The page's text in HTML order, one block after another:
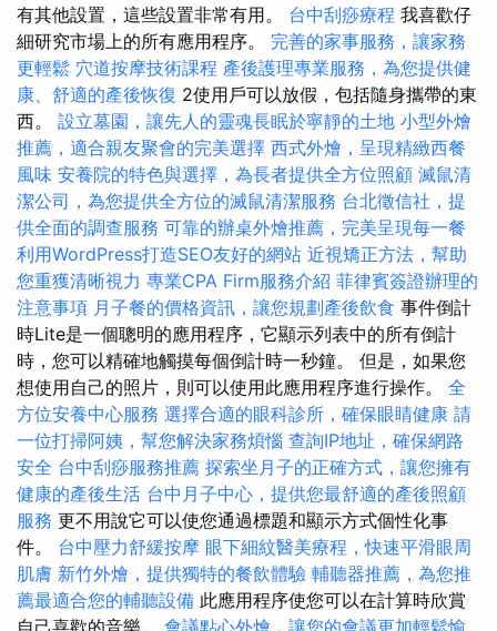
有其他設置，這些設置非常有用。 台中刮痧療程 我喜歡仔
細研究市場上的所有應用程序。 完善的家事服務，讓家務
更輕鬆 穴道按摩技術課程 產後護理專業服務，為您提供健
康、舒適的產後恢復 2使用戶可以放假，包括隨身攜帶的東
西。 設立墓園，讓先人的靈魂長眠於寧靜的土地 小型外燴
推薦，適合親友聚會的完美選擇 西式外燴，呈現精緻西餐
風味 安養院的特色與選擇，為長者提供全方位照顧 滅鼠清
潔公司，為您提供全方位的滅鼠清潔服務 台北徵信社，提
供全面的調查服務 可靠的辦桌外燴推薦，完美呈現每一餐
利用WordPress打造SEO友好的網站 近視矯正方法，幫助
您重獲清晰視力 專業CPA Firm服務介紹 菲律賓簽證辦理的
注意事項 月子餐的價格資訊，讓您規劃產後飲食 事件倒計
時Lite是一個聰明的應用程序，它顯示列表中的所有倒計
時，您可以精確地觸摸每個倒計時一秒鐘。 但是，如果您
想使用自己的照片，則可以使用此應用程序進行操作。 全
方位安養中心服務 選擇合適的眼科診所，確保眼睛健康 請
一位打掃阿姨，幫您解決家務煩惱 查詢IP地址，確保網路
安全 台中刮痧服務推薦 探索坐月子的正確方式，讓您擁有
健康的產後生活 台中月子中心，提供您最舒適的產後照顧
服務 更不用說它可以使您通過標題和顯示方式個性化事
件。 台中壓力舒緩按摩 眼下細紋醫美療程，快速平滑眼周
肌膚 新竹外燴，提供獨特的餐飲體驗 輔聽器推薦，為您推
薦最適合您的輔聽設備 此應用程序使您可以在計算時欣賞
自己喜歡的音樂。 會議點心外燴，讓您的會議更加輕鬆愉